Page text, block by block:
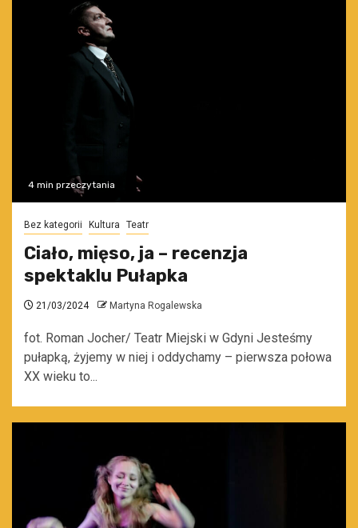
4 min przeczytania
Bez kategorii Kultura Teatr
Ciało, mięso, ja – recenzja
spektaklu Pułapka
21/03/2024 Martyna Rogalewska
fot. Roman Jocher/ Teatr Miejski w Gdyni Jesteśmy
pułapką, żyjemy w niej i oddychamy – pierwsza połowa
XX wieku to...